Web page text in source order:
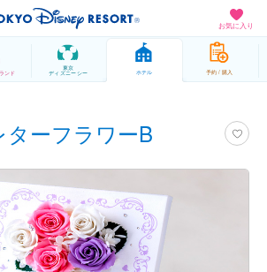
お気に入り
ンド
東京
ディズニーシー ホテル 予約 / 購入
ターフラワーB